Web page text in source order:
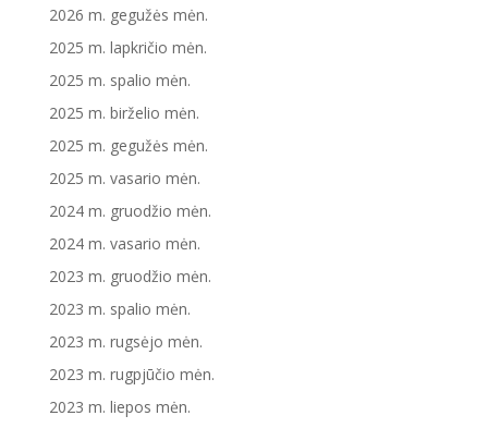
2026 m. gegužės mėn.
2025 m. lapkričio mėn.
2025 m. spalio mėn.
2025 m. birželio mėn.
2025 m. gegužės mėn.
2025 m. vasario mėn.
2024 m. gruodžio mėn.
2024 m. vasario mėn.
2023 m. gruodžio mėn.
2023 m. spalio mėn.
2023 m. rugsėjo mėn.
2023 m. rugpjūčio mėn.
2023 m. liepos mėn.